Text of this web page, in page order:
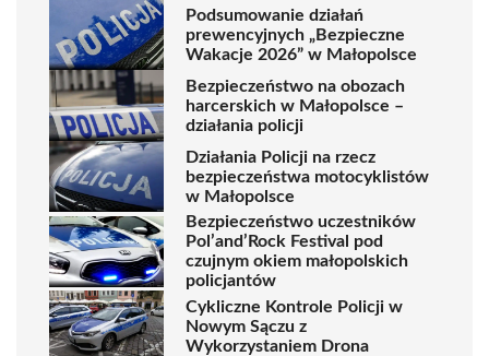
Podsumowanie działań
prewencyjnych „Bezpieczne
Wakacje 2026” w Małopolsce
Bezpieczeństwo na obozach
harcerskich w Małopolsce –
działania policji
Działania Policji na rzecz
bezpieczeństwa motocyklistów
w Małopolsce
Bezpieczeństwo uczestników
Pol’and’Rock Festival pod
czujnym okiem małopolskich
policjantów
Cykliczne Kontrole Policji w
Nowym Sączu z
Wykorzystaniem Drona